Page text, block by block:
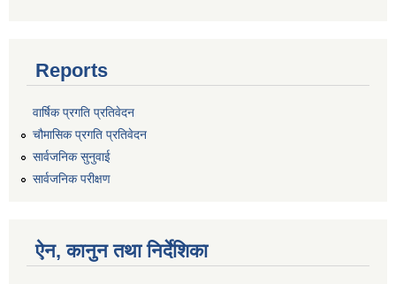
Reports
वार्षिक प्रगति प्रतिवेदन
चौमासिक प्रगति प्रतिवेदन
सार्वजनिक सुनुवाई
सार्वजनिक परीक्षण
ऐन, कानुन तथा निर्देशिका